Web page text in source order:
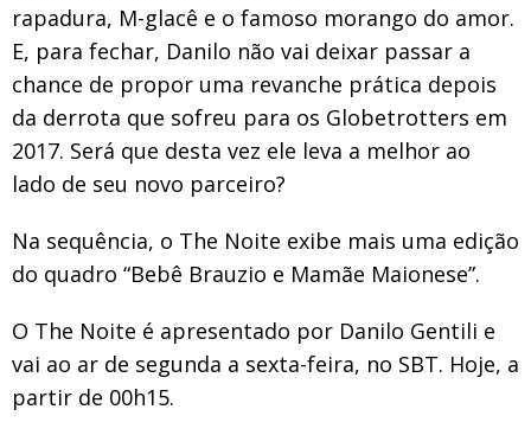
rapadura, M-glacê e o famoso morango do amor.
E, para fechar, Danilo não vai deixar passar a
chance de propor uma revanche prática depois
da derrota que sofreu para os Globetrotters em
2017. Será que desta vez ele leva a melhor ao
lado de seu novo parceiro?
Na sequência, o The Noite exibe mais uma edição
do quadro “Bebê Brauzio e Mamãe Maionese”.
O The Noite é apresentado por Danilo Gentili e
vai ao ar de segunda a sexta-feira, no SBT. Hoje, a
partir de 00h15.